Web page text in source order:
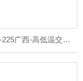
YSGJW-225广西-高低温交变试验箱